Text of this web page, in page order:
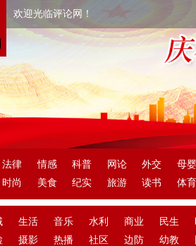
欢迎光临评论网！
法律 情感 科普 网论 外交 母婴
时尚 美食 纪实 旅游 读书 体育
生活 音乐 水利 商业 民生
摄影 热播 社区 边防 幼教